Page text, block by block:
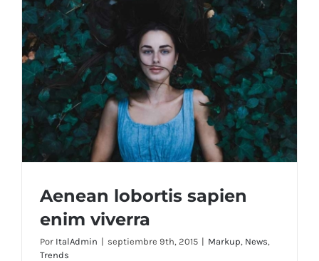
Contactos
Aenean lobortis sapien
enim viverra
Por ItalAdmin | septiembre 9th, 2015 | Markup, News,
Trends